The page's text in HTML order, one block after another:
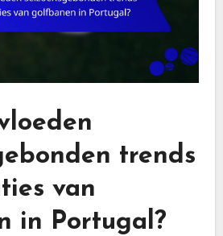
trends
van
in Portugal?